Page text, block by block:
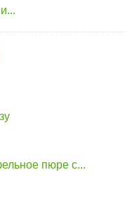
пюре с...